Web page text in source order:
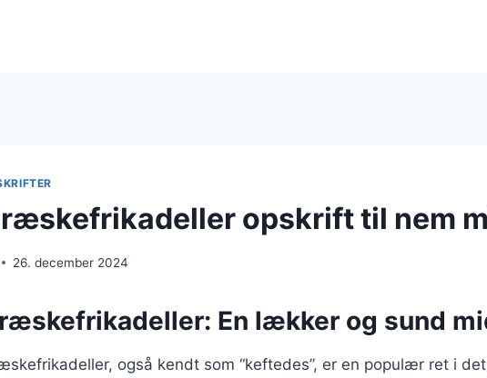
opskrift til nem
26. december 2024
En lækker og sund
også kendt som “keftedes”, er en populær ret i